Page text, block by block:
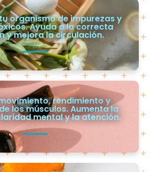
organismo de impurezas y
Ayuda a la correcta
y mejora la circulación.
rendimiento y
los músculos. Aumenta la
mental y la atención.